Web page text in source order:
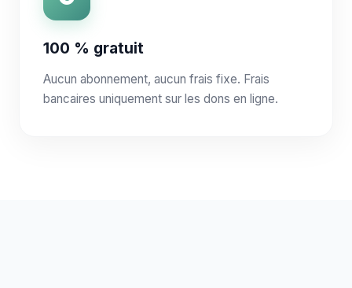
100 % gratuit
Aucun abonnement, aucun frais fixe. Frais
bancaires uniquement sur les dons en ligne.